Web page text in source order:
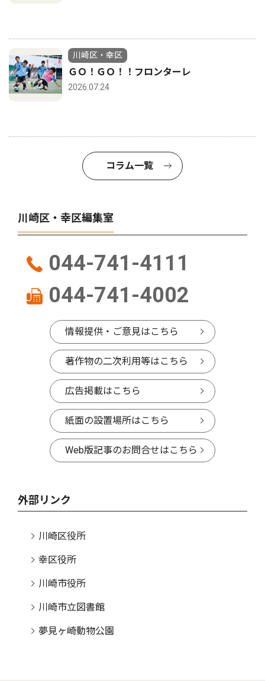
川崎区・幸区
ＧＯ！ＧＯ！！フロンターレ
2026.07.24
コラム一覧
川崎区・幸区編集室
044-741-4111
044-741-4002
情報提供・ご意見はこちら
著作物の二次利用等はこちら
広告掲載はこちら
紙面の設置場所はこちら
Web版記事のお問合せはこちら
外部リンク
川崎区役所
幸区役所
川崎市役所
川崎市立図書館
夢見ヶ崎動物公園